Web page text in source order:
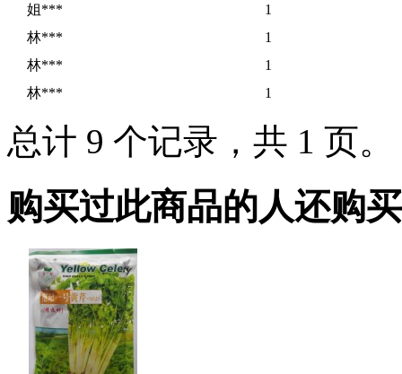
姐***
1
林***
1
林***
1
林***
1
总计 9 个记录，共 1 页。
购买过此商品的人还购